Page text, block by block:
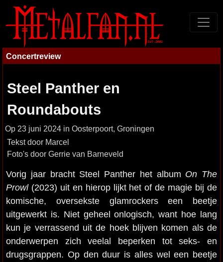
Concertreview
Steel Panther en
Roundabouts
Op 23 juni 2024 in Oosterpoort, Groningen
Tekst door Marcel
Foto's door Gerrie van Barneveld
Vorig jaar bracht Steel Panther het album On The
Prowl(2023) uit en hierop lijkt het of de magie bij de
komische, oversekste glamrockers een beetje
uitgewerkt is. Niet geheel onlogisch, want hoe lang
kun je verrassend uit de hoek blijven komen als de
onderwerpen zich veelal beperken tot seks- en
drugsgrappen. Op den duur is alles wel een beetje